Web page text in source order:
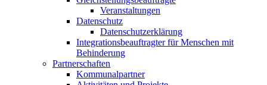
Veranstaltungen
Datenschutz
Datenschutzerklärung
Integrationsbeauftragter für Menschen mit
Behinderung
Partnerschaften
Kommunalpartner